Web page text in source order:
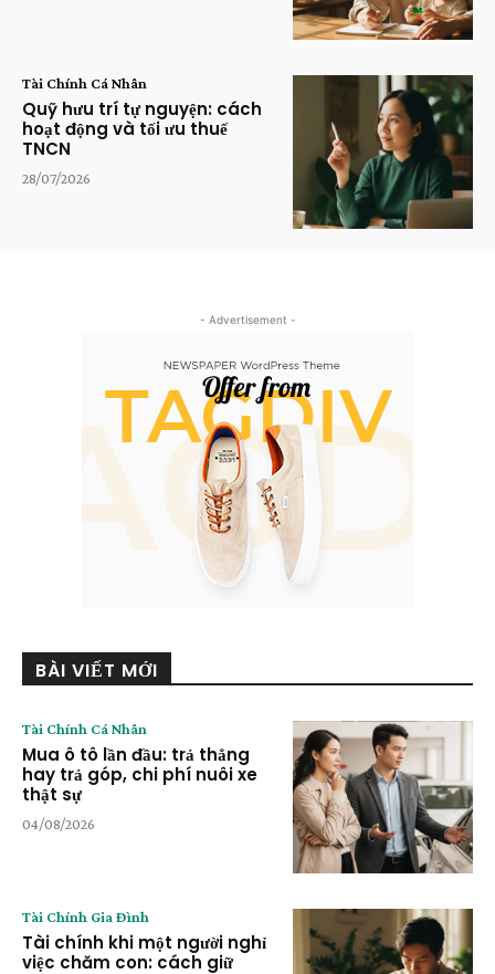
Tài Chính Cá Nhân
Quỹ hưu trí tự nguyện: cách
hoạt động và tối ưu thuế
TNCN
28/07/2026
- Advertisement -
BÀI VIẾT MỚI
Tài Chính Cá Nhân
Mua ô tô lần đầu: trả thẳng
hay trả góp, chi phí nuôi xe
thật sự
04/08/2026
Tài Chính Gia Đình
Tài chính khi một người nghỉ
việc chăm con: cách giữ